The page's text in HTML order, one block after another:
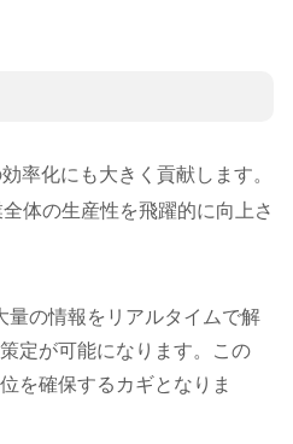
率化にも大きく貢献します。
体の生産性を飛躍的に向上さ
量の情報をリアルタイムで解
定が可能になります。この
を確保するカギとなりま